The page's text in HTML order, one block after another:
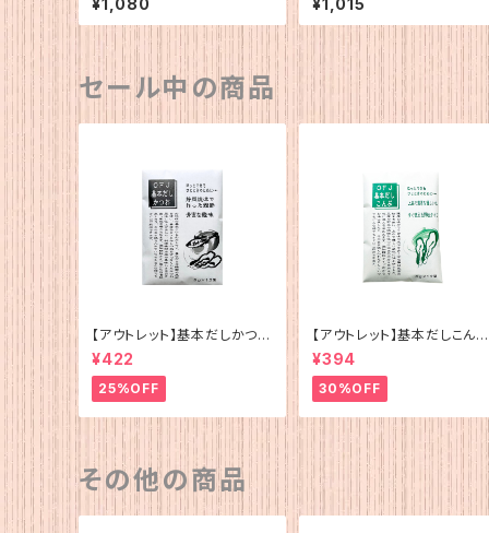
定】
セール中の商品
【アウトレット】基本だしかつお
（5g×12）
¥422
25%OFF
【アウトレット】基本だしこんぶ
（5g×12）
¥394
30%OFF
その他の商品